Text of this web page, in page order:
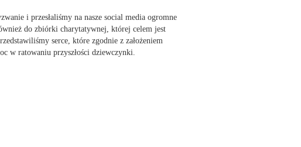
i przesłaliśmy na nasze social media ogromne
do zbiórki charytatywnej, której celem jest
serce, które zgodnie z założeniem
w ratowaniu przyszłości dziewczynki.